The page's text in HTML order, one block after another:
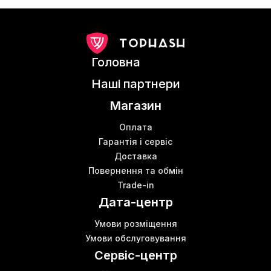
Головна
Наші партнери
Магазин
Оплата
Гарантія і сервіс
Доставка
Повернення та обмін
Trade-in
Дата-центр
Умови розміщення
Умови обслуговування
Сервіс-центр